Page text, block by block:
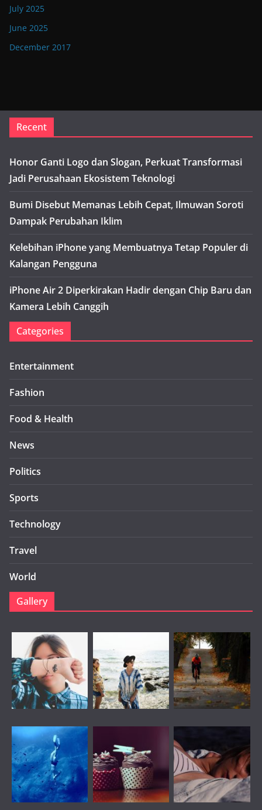
July 2025
June 2025
December 2017
Recent
Honor Ganti Logo dan Slogan, Perkuat Transformasi
Jadi Perusahaan Ekosistem Teknologi
Bumi Disebut Memanas Lebih Cepat, Ilmuwan Soroti
Dampak Perubahan Iklim
Kelebihan iPhone yang Membuatnya Tetap Populer di
Kalangan Pengguna
iPhone Air 2 Diperkirakan Hadir dengan Chip Baru dan
Kamera Lebih Canggih
Categories
Entertainment
Fashion
Food & Health
News
Politics
Sports
Technology
Travel
World
Gallery